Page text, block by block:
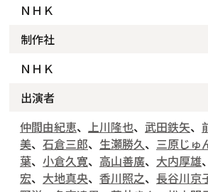
ＮＨＫ
制作社
ＮＨＫ
出演者
仲間由紀恵、 上川隆也、 武田鉄矢、
美、 石倉三郎、 生瀬勝久、 三原じゅ
葉、 小倉久寛、 高山善廣、 大内厚雄、
宏、 大地真央、 香川照之、 長谷川京